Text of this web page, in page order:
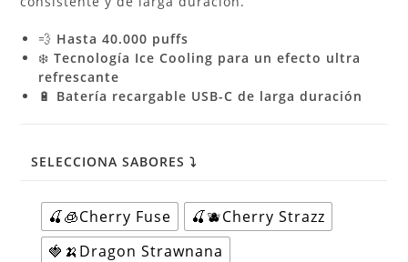
💨 Hasta 40.000 puffs
❄️Tecnología Ice Cooling para un efecto ultra
refrescante
🔋 Batería recargable USB-C de larga duración
SELECCIONA SABORES ⤵
🍒🧊Cherry Fuse
🍒🫐Cherry Strazz
🍓🍌Dragon Strawnana